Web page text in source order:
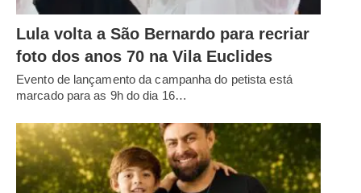
Lula volta a São Bernardo para recriar
foto dos anos 70 na Vila Euclides
Evento de lançamento da campanha do petista está
marcado para as 9h do dia 16…